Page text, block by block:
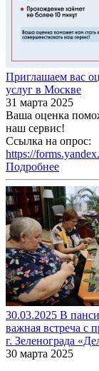
Приглашаем вас
услуг в Москве
31 марта 2025
Ваша оценка
наш сервис!
Ссылка на опрос:
https://
Подробнее
30.03.2025 В
важная встреча с
г. Зеленограда
30 марта 2025